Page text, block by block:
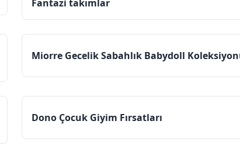
Fantazi takımlar
Miorre Gecelik Sabahlık Babydoll
Dono Çocuk Giyim Fırsatları